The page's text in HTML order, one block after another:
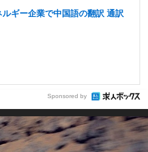
ギー企業で中国語の翻訳 通訳
Sponsored by